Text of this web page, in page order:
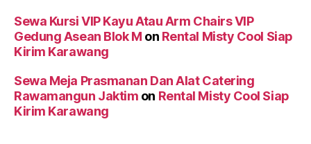
Sewa Kursi VIP Kayu Atau Arm Chairs VIP
Gedung Asean Blok M on Rental Misty Cool Siap
Kirim Karawang
Sewa Meja Prasmanan Dan Alat Catering
Rawamangun Jaktim on Rental Misty Cool Siap
Kirim Karawang